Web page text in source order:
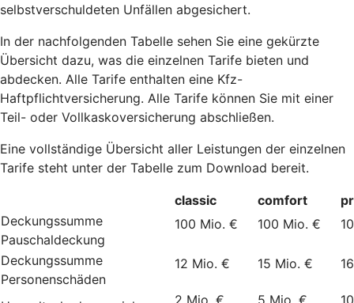
selbstverschuldeten Unfällen abgesichert.
In der nachfolgenden Tabelle sehen Sie eine gekürzte
Übersicht dazu, was die einzelnen Tarife bieten und
abdecken. Alle Tarife enthalten eine Kfz-
Haftpflichtversicherung. Alle Tarife können Sie mit einer
Teil- oder Vollkaskoversicherung abschließen.
Eine vollständige Übersicht aller Leistungen der einzelnen
Tarife steht unter der Tabelle zum Download bereit.
classic comfort
Deckungssumme
Pauschaldeckung
100 Mio. € 100 Mio. €
Deckungssumme
Personenschäden
12 Mio. € 15 Mio. €
2 Mio. € 5 Mio. €